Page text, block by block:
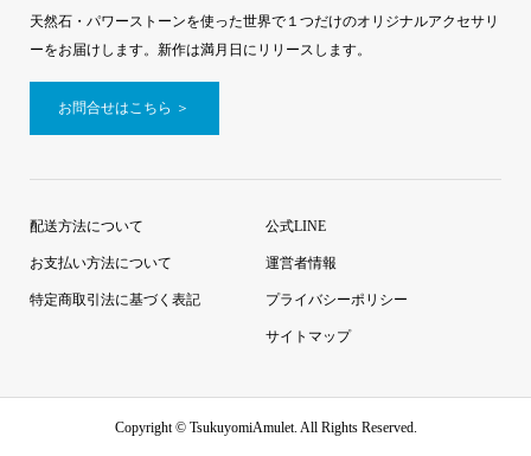
天然石・パワーストーンを使った世界で１つだけのオリジナルアクセサリ
ーをお届けします。新作は満月日にリリースします。
お問合せはこちら ＞
配送方法について
お支払い方法について
特定商取引法に基づく表記
公式LINE
運営者情報
プライバシーポリシー
サイトマップ
Copyright ©TsukuyomiAmulet. All Rights Reserved.